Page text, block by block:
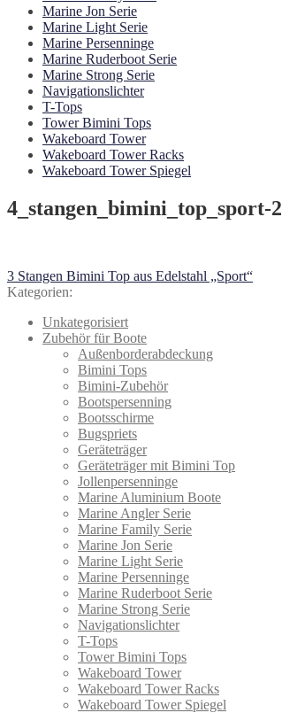
Marine Jon Serie
Marine Light Serie
Marine Persenninge
Marine Ruderboot Serie
Marine Strong Serie
Navigationslichter
T-Tops
Tower Bimini Tops
Wakeboard Tower
Wakeboard Tower Racks
Wakeboard Tower Spiegel
4_stangen_bimini_top_sport-2
Beitragsnavigation
Vorheriger
Beitrag:
3 Stangen Bimini Top aus Edelstahl „Sport“
Kategorien:
Unkategorisiert
Zubehör für Boote
Außenborderabdeckung
Bimini Tops
Bimini-Zubehör
Bootspersenning
Bootsschirme
Bugspriets
Geräteträger
Geräteträger mit Bimini Top
Jollenpersenninge
Marine Aluminium Boote
Marine Angler Serie
Marine Family Serie
Marine Jon Serie
Marine Light Serie
Marine Persenninge
Marine Ruderboot Serie
Marine Strong Serie
Navigationslichter
T-Tops
Tower Bimini Tops
Wakeboard Tower
Wakeboard Tower Racks
Wakeboard Tower Spiegel